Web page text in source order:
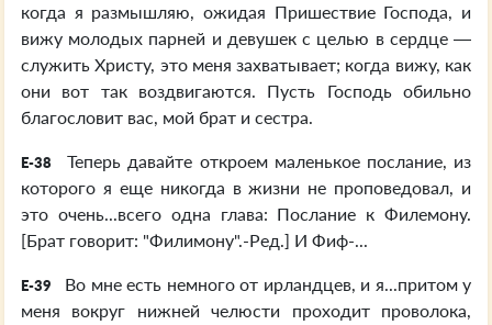
когда я размышляю, ожидая Пришествие Господа, и
вижу молодых парней и девушек с целью в сердце —
служить Христу, это меня захватывает; когда вижу, как
они вот так воздвигаются. Пусть Господь обильно
благословит вас, мой брат и сестра.
E-38
Теперь давайте откроем маленькое послание, из
которого я еще никогда в жизни не проповедовал, и
это очень...всего одна глава: Послание к Филемону.
[Брат говорит: "Филимону".-Ред.] И Фиф-...
E-39
Во мне есть немного от ирландцев, и я...притом у
меня вокруг нижней челюсти проходит проволока,